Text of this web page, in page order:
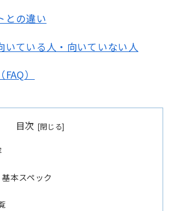
との違い
いている人・向いていない人
）
目次
本スペック